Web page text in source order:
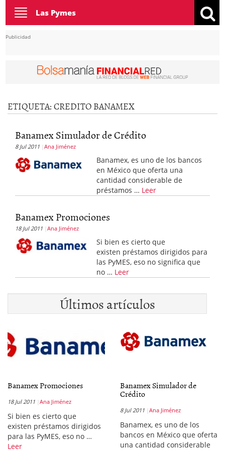
Toggle
navigation
Las Pymes
Publicidad
ETIQUETA:CREDITO BANAMEX
Banamex Simulador de Crédito
8 Jul 2011 Ana Jiménez
Banamex, es uno de los bancos
en México que oferta una
cantidad considerable de
préstamos … Leer
Banamex Promociones
18 Jul 2011 Ana Jiménez
Si bien es cierto que
existen préstamos dirigidos para
las PyMES, eso no significa que
no … Leer
Últimos artículos
Banamex Promociones
18 Jul 2011 Ana Jiménez
Si bien es cierto que
existen préstamos dirigidos
para las PyMES, eso no …
Leer
Banamex Simulador de
Crédito
8 Jul 2011 Ana Jiménez
Banamex, es uno de los
bancos en México que oferta
una cantidad considerable